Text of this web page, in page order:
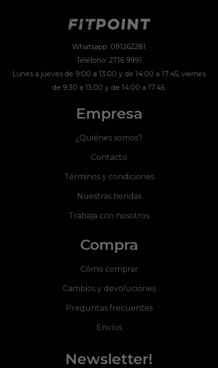
Whatsapp: 091262281
Teléfono: 2716 9991
Lunes a jueves de 9:00 a 13:00 y de 14:00 a 17:45, viernes
de 9:30 a 13:00 y de 14:00 a 17:45.
Empresa
¿Quiénes somos?
Contacto
Términos y condiciones
Nuestras tiendas
Trabaja con nosotros
Compra
Cómo comprar
Cambios y devoluciones
Preguntas frecuentes
Envíos
Newsletter!